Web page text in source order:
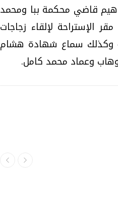
قاضي محكمة ببا ومحمد
الإستراحة لإلقاء زجاجات
وكذلك سماع شهادة هشام
وعماد محمد كامل.